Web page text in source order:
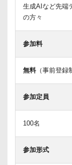
生成AIなど先端
の方々
参加料
無料（事前登録
参加定員
100名
参加形式